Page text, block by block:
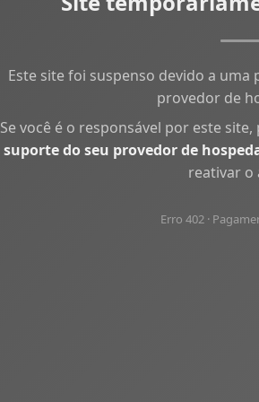
Este site foi suspenso devido a
provedor de
Se você é o responsável por este
suporte do seu provedor de
reativar o
Erro 402 ·